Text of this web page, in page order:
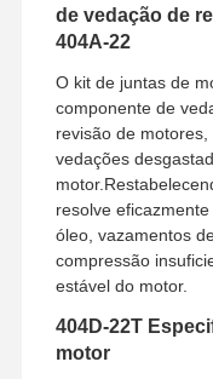
de vedação de
404A-22
O kit de juntas de
componente de
revisão de
vedações
resolve
óleo, vazamentos
compressão
estável do motor.
404D-22T
motor